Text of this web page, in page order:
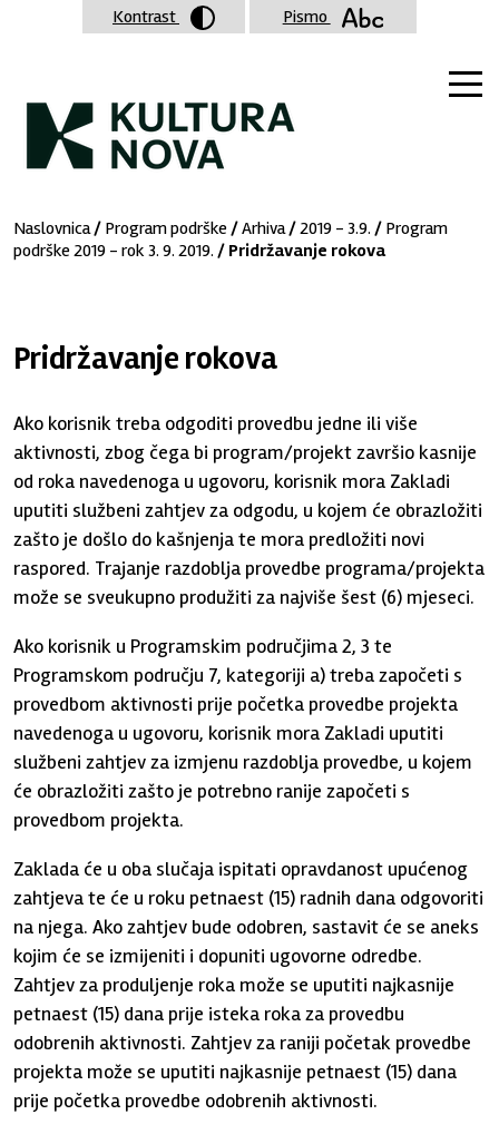
Naslovnica/ Program podrške /Arhiva/2019 - 3.9. / Program
podrške 2019 - rok 3. 9. 2019. / Pridržavanje rokova
Pridržavanje rokova
Ako korisnik treba odgoditi provedbu jedne ili više
aktivnosti, zbog čega bi program/projekt završio kasnije
od roka navedenoga u ugovoru, korisnik mora Zakladi
uputiti službeni zahtjev za odgodu, u kojem će obrazložiti
zašto je došlo do kašnjenja te mora predložiti novi
raspored. Trajanje razdoblja provedbe programa/projekta
može se sveukupno produžiti za najviše šest (6) mjeseci.
Ako korisnik u Programskim područjima 2, 3 te
Programskom području 7, kategoriji a) treba započeti s
provedbom aktivnosti prije početka provedbe projekta
navedenoga u ugovoru, korisnik mora Zakladi uputiti
službeni zahtjev za izmjenu razdoblja provedbe, u kojem
će obrazložiti zašto je potrebno ranije započeti s
provedbom projekta.
Zaklada će u oba slučaja ispitati opravdanost upućenog
zahtjeva te će u roku petnaest (15) radnih dana odgovoriti
na njega. Ako zahtjev bude odobren, sastavit će se aneks
kojim će se izmijeniti i dopuniti ugovorne odredbe.
Zahtjev za produljenje roka može se uputiti najkasnije
petnaest (15) dana prije isteka roka za provedbu
odobrenih aktivnosti. Zahtjev za raniji početak provedbe
projekta može se uputiti najkasnije petnaest (15) dana
prije početka provedbe odobrenih aktivnosti.
Kontrast Pismo